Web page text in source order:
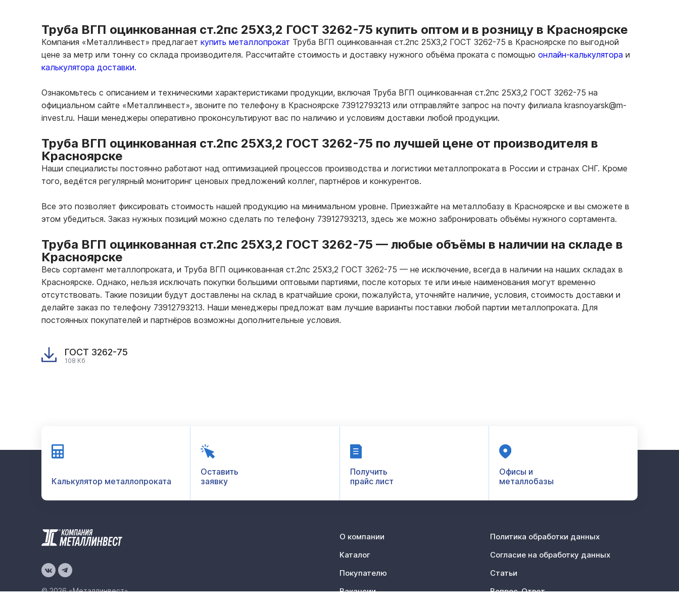
Труба ВГП оцинкованная ст.2пс 25Х3,2 ГОСТ 3262-75 купить оптом и в розницу в Красноярске
Компания «Металлинвест» предлагает купить металлопрокат Труба ВГП оцинкованная ст.2пс 25Х3,2 ГОСТ 3262-75 в Красноярске по выгодной
цене за метр или тонну со склада производителя. Рассчитайте стоимость и доставку нужного объёма проката с помощью онлайн-калькулятора и
калькулятора доставки.
Ознакомьтесь с описанием и техническими характеристиками продукции, включая Труба ВГП оцинкованная ст.2пс 25Х3,2 ГОСТ 3262-75 на
официальном сайте «Металлинвест», звоните по телефону в Красноярске 73912793213 или отправляйте запрос на почту филиала krasnoyarsk@m-
invest.ru. Наши менеджеры оперативно проконсультируют вас по наличию и условиям доставки любой продукции.
Труба ВГП оцинкованная ст.2пс 25Х3,2 ГОСТ 3262-75 по лучшей цене от производителя в
Красноярске
Наши специалисты постоянно работают над оптимизацией процессов производства и логистики металлопроката в России и странах СНГ. Кроме
того, ведётся регулярный мониторинг ценовых предложений коллег, партнёров и конкурентов.
Все это позволяет фиксировать стоимость нашей продукцию на минимальном уровне. Приезжайте на металлобазу в Красноярске и вы сможете в
этом убедиться. Заказ нужных позиций можно сделать по телефону 73912793213, здесь же можно забронировать объёмы нужного сортамента.
Труба ВГП оцинкованная ст.2пс 25Х3,2 ГОСТ 3262-75 — любые объёмы в наличии на складе в
Красноярске
Весь сортамент металлопроката, и Труба ВГП оцинкованная ст.2пс 25Х3,2 ГОСТ 3262-75 — не исключение, всегда в наличии на наших складах в
Красноярске. Однако, нельзя исключать покупки большими оптовыми партиями, после которых те или иные наименования могут временно
отсутствовать. Такие позиции будут доставлены на склад в кратчайшие сроки, пожалуйста, уточняйте наличие, условия, стоимость доставки и
делайте заказ по телефону 73912793213. Наши менеджеры предложат вам лучшие варианты поставки любой партии металлопроката. Для
постоянных покупателей и партнёров возможны дополнительные условия.
ГОСТ 3262-75
108 Кб
Калькулятор металлопроката
Оставить
заявку
Получить
прайс лист
Офисы и
металлобазы
© 2026 «Металлинвест»
О компании
Каталог
Покупателю
Вакансии
Политика обработки данных
Согласие на обработку данных
Статьи
Вопрос-Ответ